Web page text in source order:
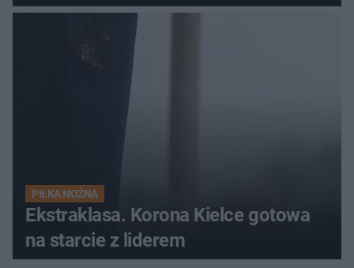
PIŁKA NOŻNA
Ekstraklasa. Korona Kielce gotowa
na starcie z liderem